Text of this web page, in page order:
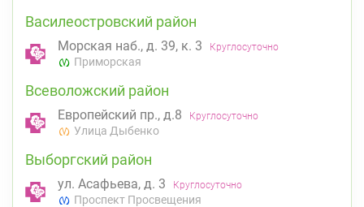
Василеостровский район
Морская наб., д. 39, к. 3 Круглосуточно
Приморская
Всеволожский район
Европейский пр., д.8 Круглосуточно
Улица Дыбенко
Выборгский район
ул. Асафьева, д. 3 Круглосуточно
Проспект Просвещения